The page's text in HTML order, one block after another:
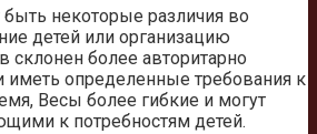
некоторые различия во
детей или организацию
более авторитарно
иметь определенные требования к
Весы более гибкие и могут
к потребностям детей.